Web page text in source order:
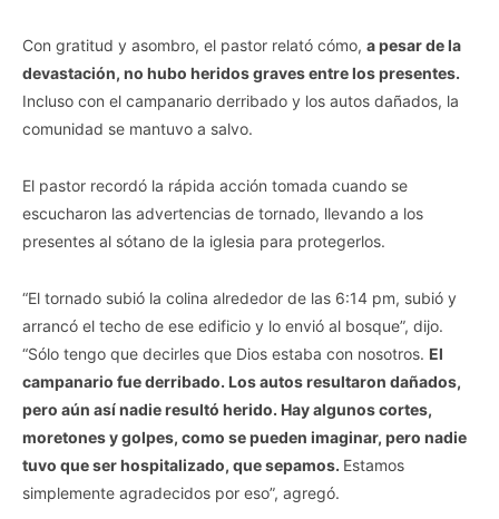
Con gratitud y asombro, el pastor relató cómo, a pesar de la
devastación, no hubo heridos graves entre los presentes.
Incluso con el campanario derribado y los autos dañados, la
comunidad se mantuvo a salvo.
El pastor recordó la rápida acción tomada cuando se
escucharon las advertencias de tornado, llevando a los
presentes al sótano de la iglesia para protegerlos.
“El tornado subió la colina alrededor de las 6:14 pm, subió y
arrancó el techo de ese edificio y lo envió al bosque”, dijo.
“Sólo tengo que decirles que Dios estaba con nosotros. El
campanario fue derribado. Los autos resultaron dañados,
pero aún así nadie resultó herido. Hay algunos cortes,
moretones y golpes, como se pueden imaginar, pero nadie
tuvo que ser hospitalizado, que sepamos. Estamos
simplemente agradecidos por eso”, agregó.